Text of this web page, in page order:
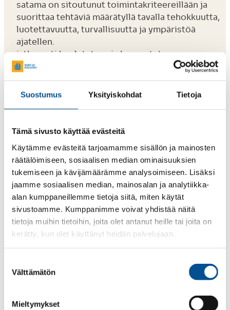
Suostumus Yksityiskohdat Tietoja
Tämä sivusto käyttää evästeitä
Käytämme evästeitä tarjoamamme sisällön ja mainosten
räätälöimiseen, sosiaalisen median ominaisuuksien
tukemiseen ja kävijämäärämme analysoimiseen. Lisäksi
jaamme sosiaalisen median, mainosalan ja analytiikka-
alan kumppaneillemme tietoja siitä, miten käytät
sivustoamme. Kumppanimme voivat yhdistää näitä
tietoja muihin tietoihin, joita olet antanut heille tai joita on
kerätty, kun olet käyttänyt heidän palvelujaan.
valinta
Välttämätön
Mieltymykset
satama on sitoutunut toimintakriteereillään ja
suorittaa tehtäviä määrätyllä tavalla tehokkuutta,
luotettavuutta, turvallisuutta ja ympäristöä
ajatellen.
jatkuvasti koulutetaan ja kannustetaan
henkilökuntaa ja organisaatiota kehittymään niin,
että tarvittavat resurssit ja se tietotaito, jota
tarvitaan laatutason ja kilpailukyvyn
asiakkaita, viranomaisia, sidosryhmiä ja yleisöä
varmistetaan henkilökunnan työympäristön
turvallisuus todenmukaisen riskiarvioinnin
perusteella.
jatkuvasti mitataan toiminnan laatutasoa ja
kilpailukykyä asiakaspalautteiden,
poikkeavuusraporttien, benchmarkingin,
talouden seurannan ja sisäisen auditoinnin
kautta.
varaudutaan ennakolta minimoimaan toiminnan
estetään ympäristön pilaantuminen toiminnan
liittyvää lainsäädäntöä ja vaatimuksia